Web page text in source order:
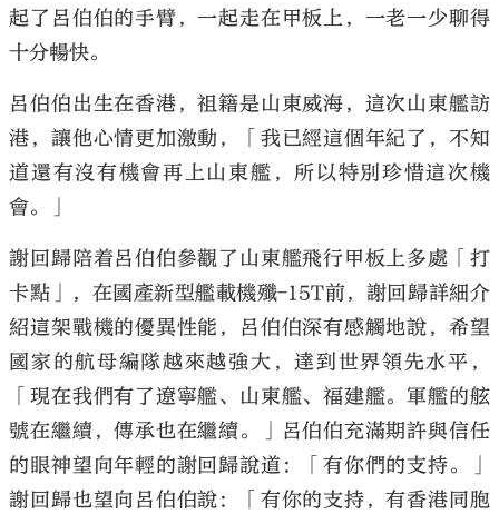
起了呂伯伯的手臂，一起走在甲板上，一老一少聊得
十分暢快。
呂伯伯出生在香港，祖籍是山東威海，這次山東艦訪
港，讓他心情更加激動，「我已經這個年紀了，不知
道還有沒有機會再上山東艦，所以特別珍惜這次機
會。」
謝回歸陪着呂伯伯參觀了山東艦飛行甲板上多處「打
卡點」，在國產新型艦載機殲-15T前，謝回歸詳細介
紹這架戰機的優異性能，呂伯伯深有感觸地說，希望
國家的航母編隊越來越強大，達到世界領先水平，
「現在我們有了遼寧艦、山東艦、福建艦。軍艦的舷
號在繼續，傳承也在繼續。」呂伯伯充滿期許與信任
的眼神望向年輕的謝回歸說道：「有你們的支持。」
謝回歸也望向呂伯伯說：「有你的支持，有香港同胞